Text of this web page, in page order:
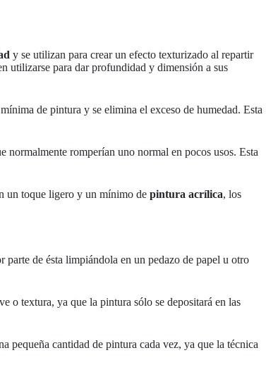
y se utilizan para crear un efecto texturizado al repartir
utilizarse para dar profundidad y dimensión a sus
de pintura y se elimina el exceso de humedad. Esta
normalmente romperían uno normal en pocos usos. Esta
un toque ligero y un mínimo de pintura acrílica, los
de ésta limpiándola en un pedazo de papel u otro
o textura, ya que la pintura sólo se depositará en las
pequeña cantidad de pintura cada vez, ya que la técnica